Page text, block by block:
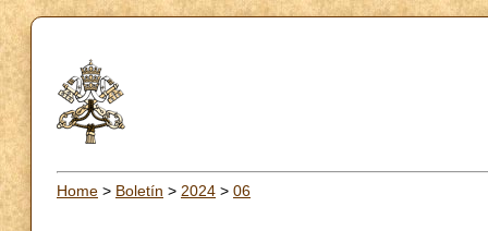
Home > Boletín > 2024 > 06